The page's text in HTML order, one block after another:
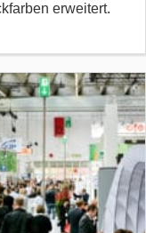
erweitert.